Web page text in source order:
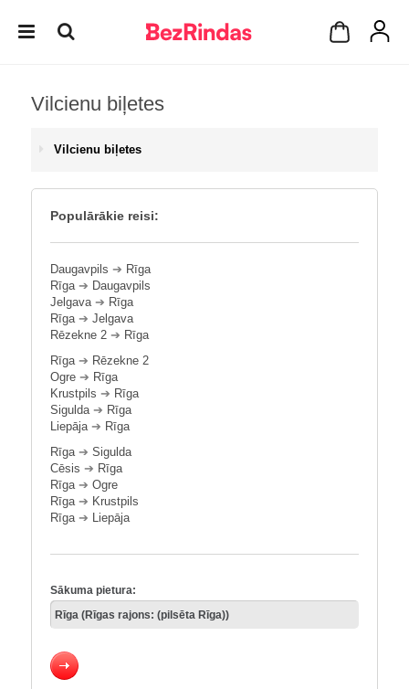
Vilcienu biļetes
Vilcienu biļetes
Populārākie reisi:
Daugavpils ➔ Rīga
Rīga➔ Daugavpils
Jelgava➔ Rīga
Rīga➔ Jelgava
Rēzekne 2 ➔ Rīga
Rīga➔ Rēzekne 2
Ogre ➔ Rīga
Krustpils ➔ Rīga
Sigulda➔ Rīga
Liepāja➔ Rīga
Rīga➔ Sigulda
Cēsis ➔ Rīga
Rīga➔ Ogre
Rīga➔ Krustpils
Rīga➔ Liepāja
Sākuma pietura: